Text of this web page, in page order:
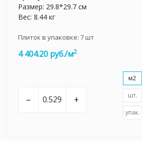
Размер: 29.8*29.7 см
Вес: 8.44 кг
Плиток в упаковке: 7шт
4 404.20 руб./м2
– +
м2
шт.
упак.